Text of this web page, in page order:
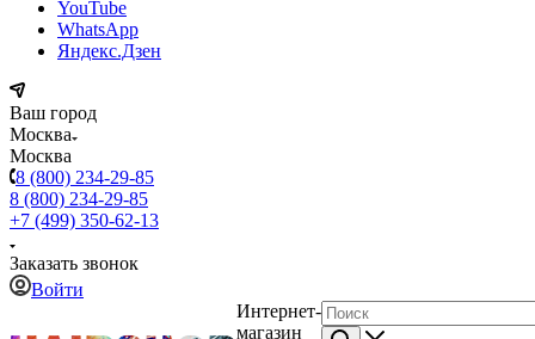
YouTube
WhatsApp
Яндекс.Дзен
Ваш город
Москва
Москва
8 (800) 234-29-85
8 (800) 234-29-85
+7 (499) 350-62-13
Заказать звонок
Войти
Интернет-
магазин